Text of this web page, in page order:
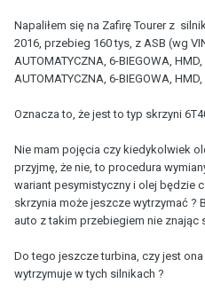
Napaliłem się na Zafirę Tourer z
2016, przebieg 160 tys, z ASB (wg
AUTOMATYCZNA, 6-BIEGOWA,
AUTOMATYCZNA, 6-BIEGOWA, HMD,
Oznacza to, że jest to typ skrzyni
Nie mam pojęcia czy kiedykolwiek
przyjmę, że nie, to procedura
wariant pesymistyczny i olej będzie
skrzynia może jeszcze wytrzymać ?
auto z takim przebiegiem nie znając
Do tego jeszcze turbina, czy jest
wytrzymuje w tych silnikach ?